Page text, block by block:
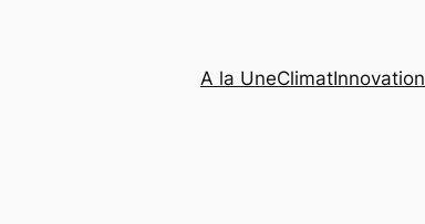
A la UneClimatInnovation